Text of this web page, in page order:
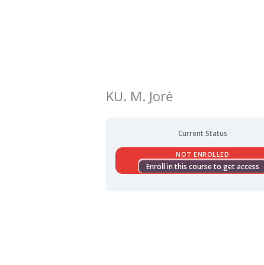
KU. M. Jorė
Current Status
NOT ENROLLED
Enroll in this course to get access